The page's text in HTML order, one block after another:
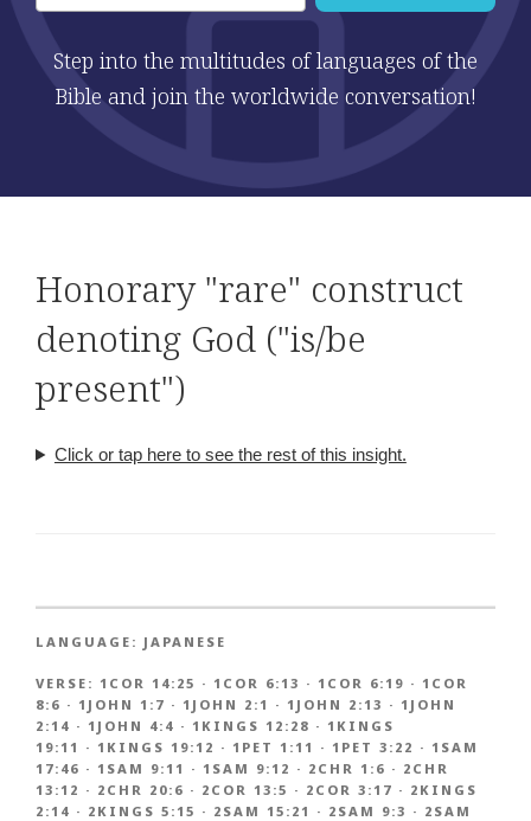
Step into the multitudes of languages of the
Bible and join the worldwide conversation!
Honorary "rare" construct
denoting God ("is/be
present")
Click or tap here to see the rest of this insight.
LANGUAGE: JAPANESE
VERSE: 1COR 14:25 · 1COR 6:13 · 1COR 6:19 · 1COR
8:6 · 1JOHN 1:7 · 1JOHN 2:1 · 1JOHN 2:13 · 1JOHN
2:14 · 1JOHN 4:4 · 1KINGS 12:28 · 1KINGS
19:11 · 1KINGS 19:12 · 1PET 1:11 · 1PET 3:22 · 1SAM
17:46 · 1SAM 9:11 · 1SAM 9:12 · 2CHR 1:6 · 2CHR
13:12 · 2CHR 20:6 · 2COR 13:5 · 2COR 3:17 · 2KINGS
2:14 · 2KINGS 5:15 · 2SAM 15:21 · 2SAM 9:3 · 2SAM